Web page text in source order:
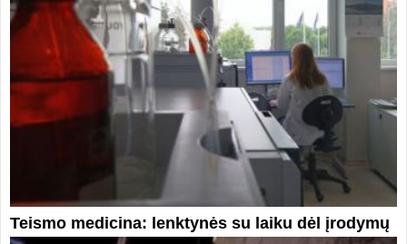
Teismo medicina: lenktynės su laiku dėl įrodymų